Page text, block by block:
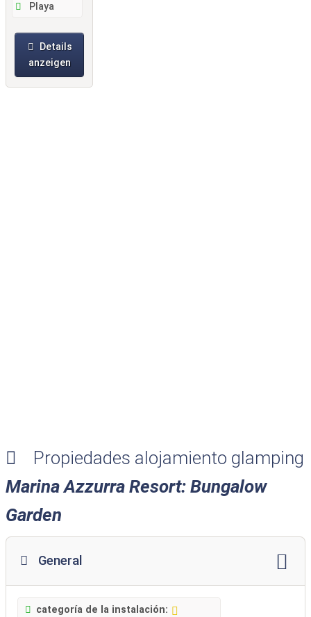
Playa
Details
anzeigen
Propiedades alojamiento glamping
Marina Azzurra Resort: Bungalow
Garden
General
categoría de la instalación: